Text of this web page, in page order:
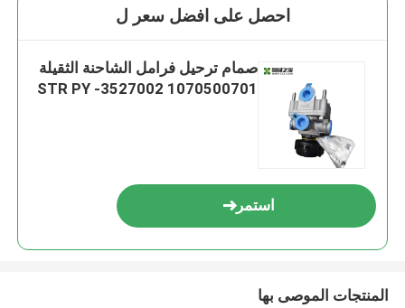
احصل على افضل سعر ل
صمام ترحيل فرامل الشاحنة الثقيلة
STR PY -3527002 1070500701
استمر
المنتجات الموصى بها